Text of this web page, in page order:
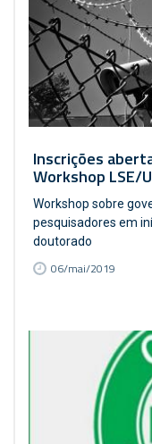
Inscrições
Workshop LSE/
Workshop sobre
pesquisadores em
doutorado
06/mai/2019